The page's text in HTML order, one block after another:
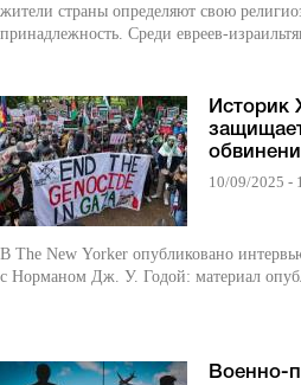
жители страны определяют свою
принадлежность. Среди евреев-
Историк
10/09/2025 -
В The New Yorker опубликовано
с Норманом Дж. У. Годой: материал
Военно-